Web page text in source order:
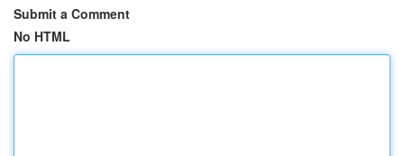
Submit a Comment
No HTML